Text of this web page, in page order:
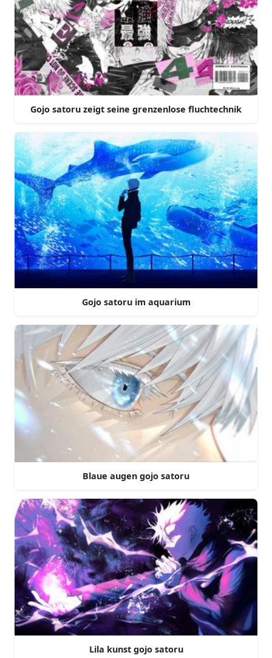
Gojo satoru zeigt seine grenzenlose fluchtechnik
Gojo satoru im aquarium
Blaue augen gojo satoru
Lila kunst gojo satoru